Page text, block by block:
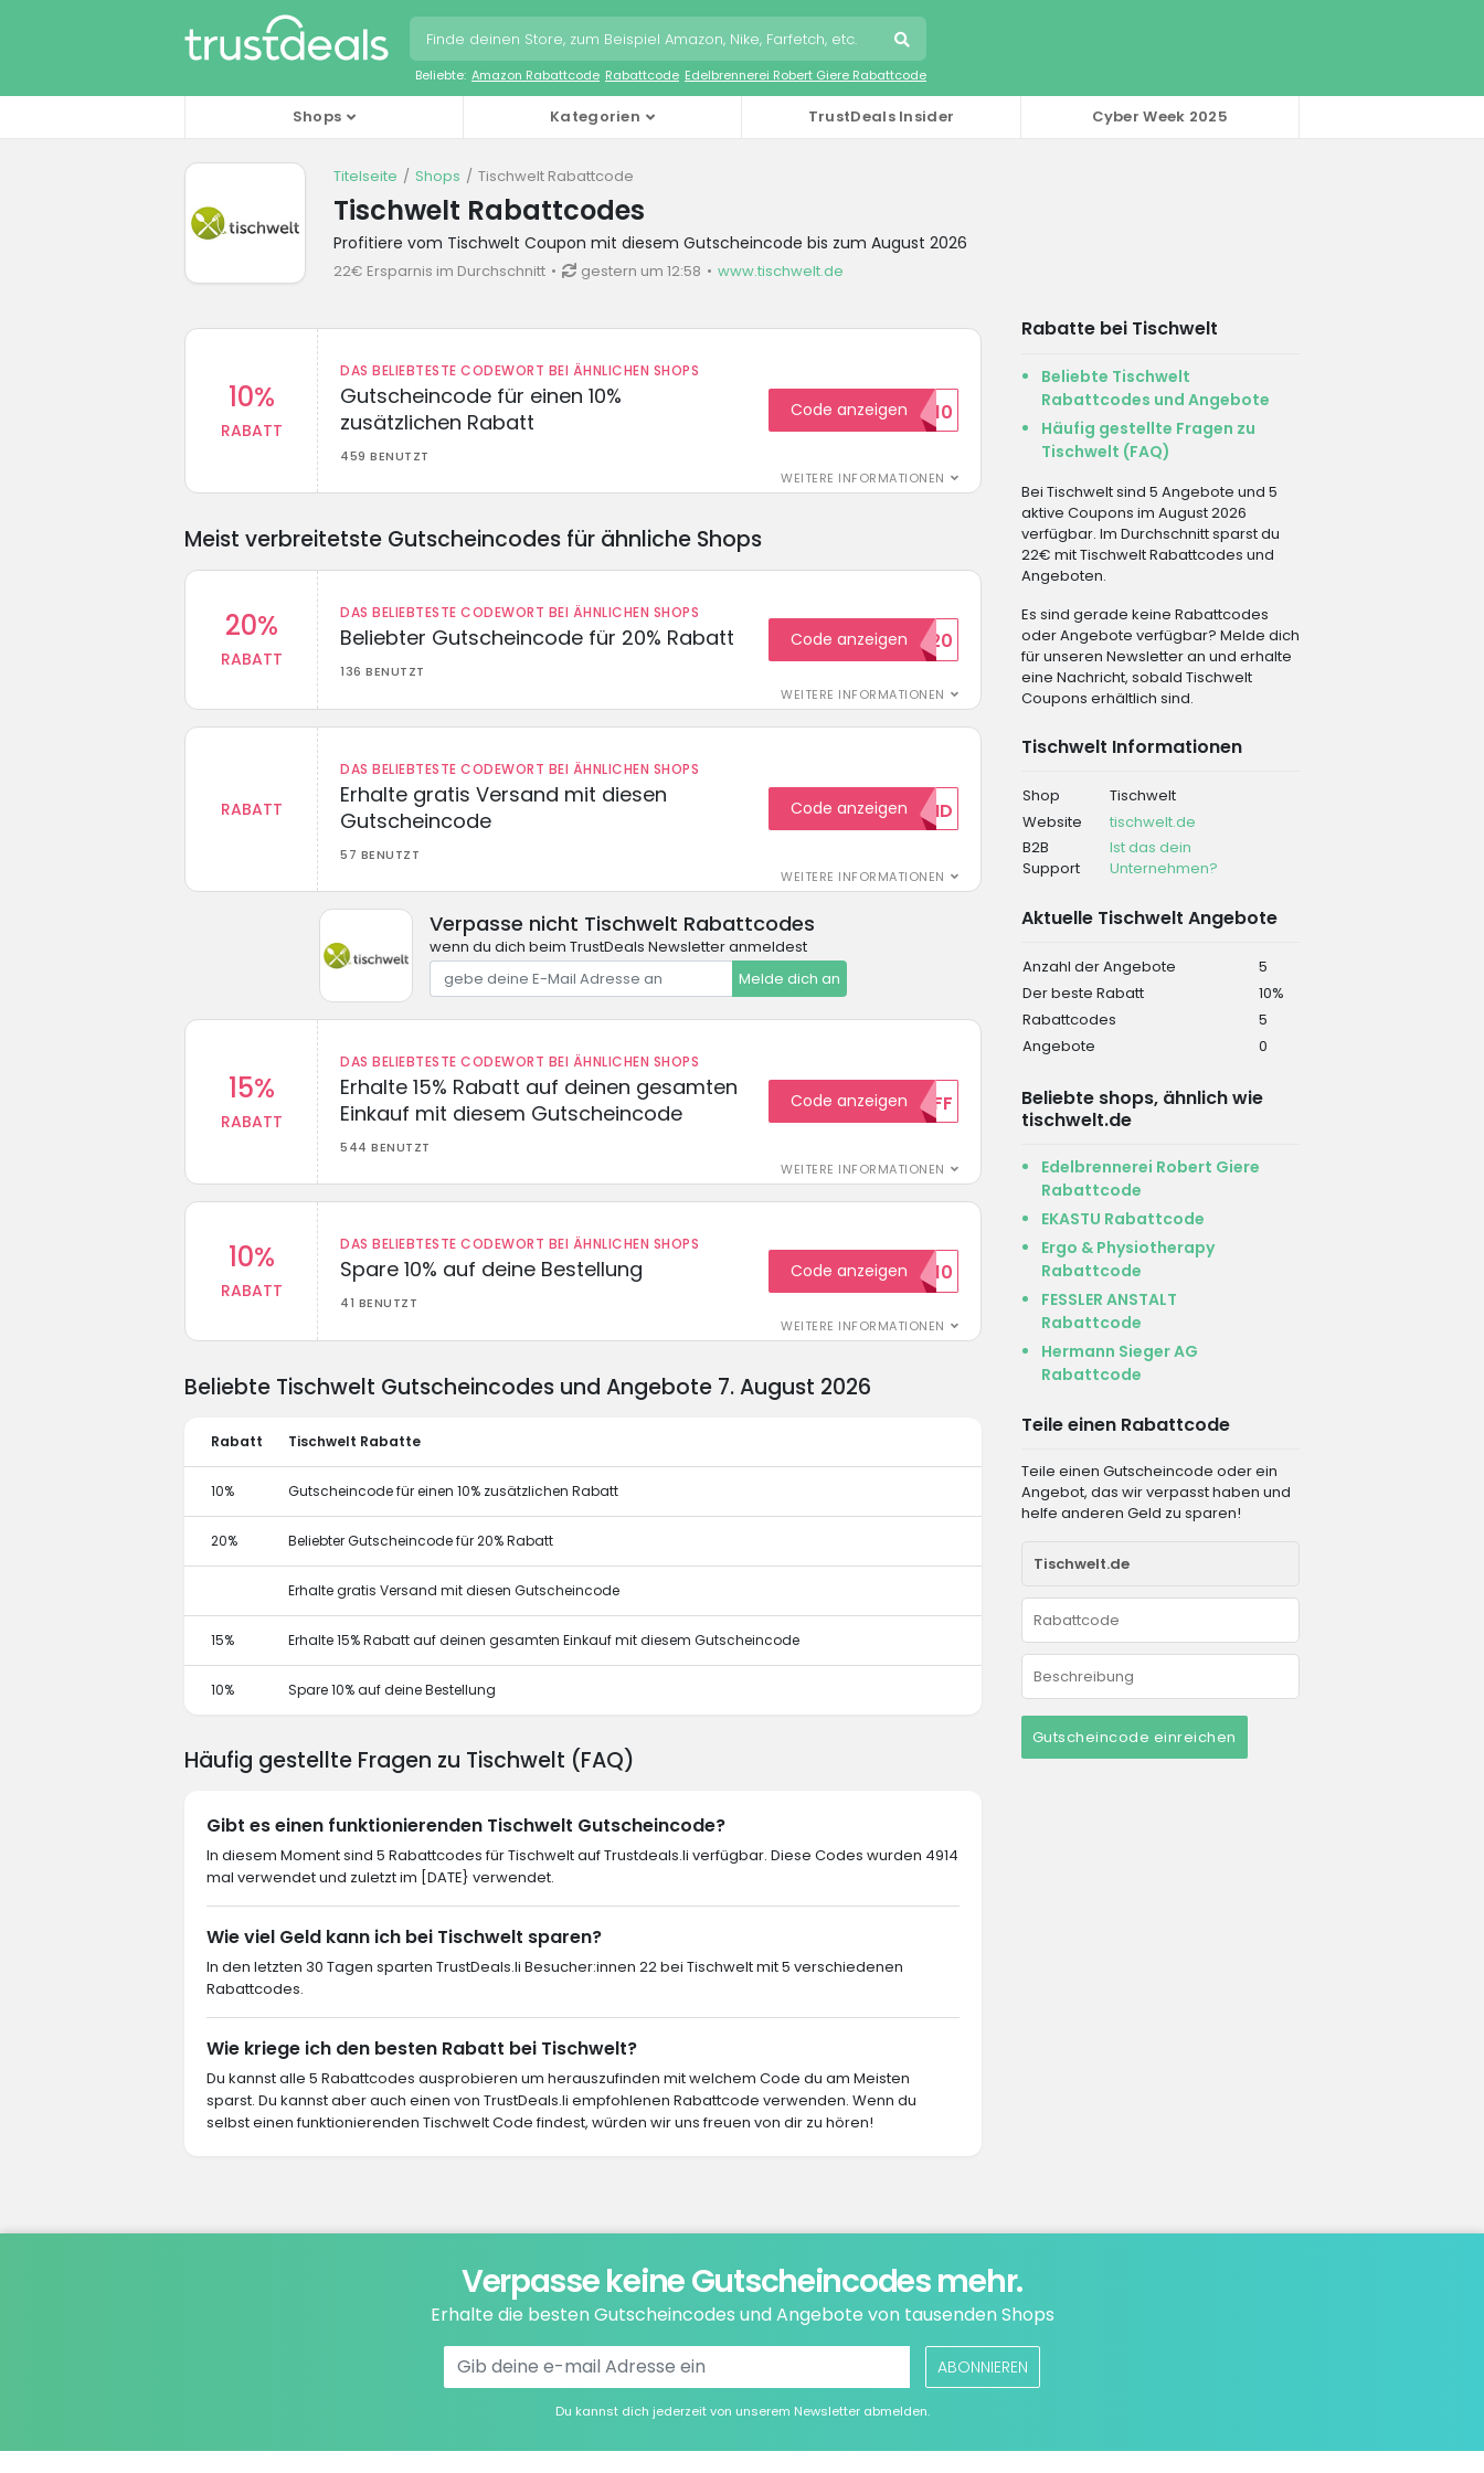
Beliebte: Amazon Rabattcode Rabattcode Edelbrennerei Robert Giere Rabattcode
Shops Kategorien TrustDeals Insider Cyber Week 2025
Titelseite Shops Tischwelt Rabattcode
Tischwelt Rabattcodes
Profitiere vom Tischwelt Coupon mit diesem Gutscheincode bis zum August 2026
22€ Ersparnis im Durchschnitt gestern um 12:58 www.tischwelt.de
10%
RABATT
DAS BELIEBTESTE CODEWORT BEI ÄHNLICHEN SHOPS
Gutscheincode für einen 10%
zusätzlichen Rabatt
459 BENUTZT
WEITERE INFORMATIONEN
Code anzeigenHELLO10
Meist verbreitetste Gutscheincodes für ähnliche Shops
20%
RABATT
DAS BELIEBTESTE CODEWORT BEI ÄHNLICHEN SHOPS
Beliebter Gutscheincode für 20% Rabatt
136 BENUTZT
WEITERE INFORMATIONEN
Code anzeigen
WELCOME20
RABATT
DAS BELIEBTESTE CODEWORT BEI ÄHNLICHEN SHOPS
Erhalte gratis Versand mit diesen
Gutscheincode
57 BENUTZT
WEITERE INFORMATIONEN
Code anzeigen
GRATISVERSAND
Verpasse nicht Tischwelt Rabattcodes
wenn du dich beim TrustDeals Newsletter anmeldest
Melde dich an
15%
RABATT
DAS BELIEBTESTE CODEWORT BEI ÄHNLICHEN SHOPS
Erhalte 15% Rabatt auf deinen gesamten
Einkauf mit diesem Gutscheincode
544 BENUTZT
WEITERE INFORMATIONEN
Code anzeigen15OFF
10%
RABATT
DAS BELIEBTESTE CODEWORT BEI ÄHNLICHEN SHOPS
Spare 10% auf deine Bestellung
41 BENUTZT
WEITERE INFORMATIONEN
Code anzeigen
WILKOMMEN10
Rabatte bei Tischwelt
Beliebte Tischwelt
Rabattcodes und Angebote
Häufig gestellte Fragen zu
Tischwelt (FAQ)
Bei Tischwelt sind 5 Angebote und 5
aktive Coupons im August 2026
verfügbar. Im Durchschnitt sparst du
22€ mit Tischwelt Rabattcodes und
Angeboten.
Es sind gerade keine Rabattcodes
oder Angebote verfügbar? Melde dich
für unseren Newsletter an und erhalte
eine Nachricht, sobald Tischwelt
Coupons erhältlich sind.
Tischwelt Informationen
Shop
Tischwelt
Website
tischwelt.de
B2B
Support
Ist das dein
Unternehmen?
Aktuelle Tischwelt Angebote
Anzahl der Angebote
5
Der beste Rabatt
10%
Rabattcodes
5
Angebote
0
Beliebte shops, ähnlich wie
tischwelt.de
Edelbrennerei Robert Giere
Rabattcode
EKASTU Rabattcode
Ergo & Physiotherapy
Rabattcode
FESSLER ANSTALT
Rabattcode
Hermann Sieger AG
Rabattcode
Teile einen Rabattcode
Teile einen Gutscheincode oder ein
Angebot, das wir verpasst haben und
helfe anderen Geld zu sparen!
Gutscheincode einreichen
Beliebte Tischwelt Gutscheincodes und Angebote 7. August 2026
Rabatt Tischwelt Rabatte
10% Gutscheincode für einen 10% zusätzlichen Rabatt
20% Beliebter Gutscheincode für 20% Rabatt
Erhalte gratis Versand mit diesen Gutscheincode
15% Erhalte 15% Rabatt auf deinen gesamten Einkauf mit diesem Gutscheincode
10% Spare 10% auf deine Bestellung
Häufig gestellte Fragen zu Tischwelt (FAQ)
Gibt es einen funktionierenden Tischwelt Gutscheincode?
In diesem Moment sind 5 Rabattcodes für Tischwelt auf Trustdeals.li verfügbar. Diese Codes wurden 4914
mal verwendet und zuletzt im [DATE} verwendet.
Wie viel Geld kann ich bei Tischwelt sparen?
In den letzten 30 Tagen sparten TrustDeals.li Besucher:innen 22 bei Tischwelt mit 5 verschiedenen
Rabattcodes.
Wie kriege ich den besten Rabatt bei Tischwelt?
Du kannst alle 5 Rabattcodes ausprobieren um herauszufinden mit welchem Code du am Meisten
sparst. Du kannst aber auch einen von TrustDeals.li empfohlenen Rabattcode verwenden. Wenn du
selbst einen funktionierenden Tischwelt Code findest, würden wir uns freuen von dir zu hören!
Verpasse keine Gutscheincodes mehr.
Erhalte die besten Gutscheincodes und Angebote von tausenden Shops
ABONNIEREN
Du kannst dich jederzeit von unserem Newsletter abmelden.